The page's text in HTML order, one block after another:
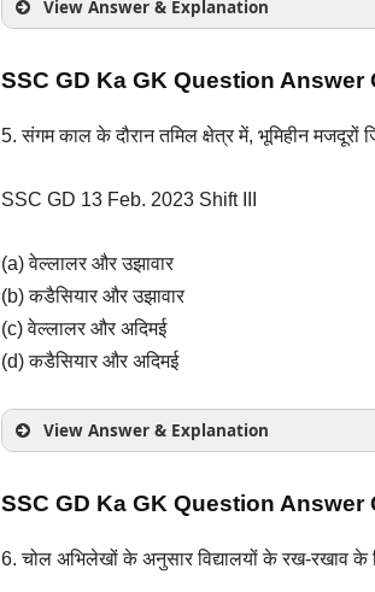
View Answer & Explanation
पाड्य राजाओं के संरक्षण में कुल तीन संगम
SSC GD Ka GK Question Answer
5. संगम काल के दौरान तमिल क्षेत्र में, भूमिहीन
SSC GD 13 Feb. 2023 Shift III
(a) वेल्लालर और उझावार
(b) कडैसियार और उझावार
(c) वेल्लालर और अदिमई
(d) कडैसियार और अदिमई
View Answer & Explanation
SSC GD Ka GK Question Answer
6. चोल अभिलेखों के अनुसार विद्यालयों केरख-रखाव के